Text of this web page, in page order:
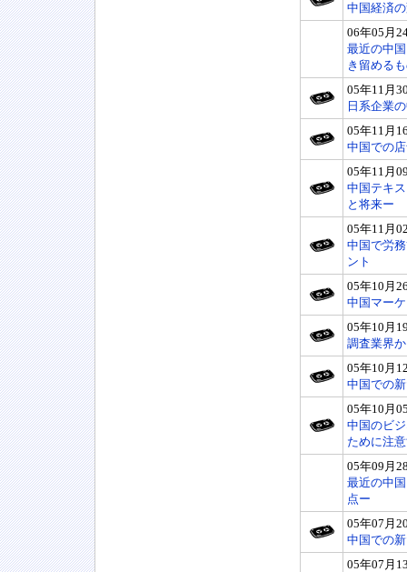
中国経済
06年05月
最近の中
き留める
05年11月
日系企業
05年11月
中国での
05年11月
中国テキ
と将来ー
05年11月
中国で労
ント
05年10月
中国マー
05年10月
調査業界
05年10月
中国での
05年10月
中国のビ
ために注
05年09月
最近の中
点ー
05年07月
中国での
05年07月